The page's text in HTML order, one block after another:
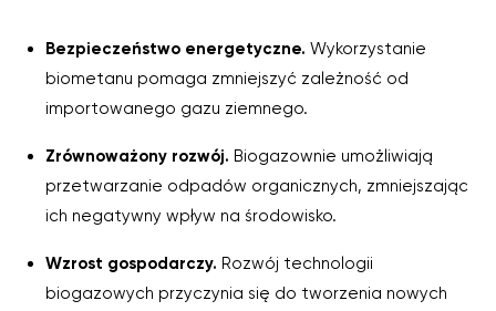
Bezpieczeństwo energetyczne. Wykorzystanie
biometanu pomaga zmniejszyć zależność od
importowanego gazu ziemnego.
Zrównoważony rozwój. Biogazownie umożliwiają
przetwarzanie odpadów organicznych, zmniejszając
ich negatywny wpływ na środowisko.
Wzrost gospodarczy. Rozwój technologii
biogazowych przyczynia się do tworzenia nowych